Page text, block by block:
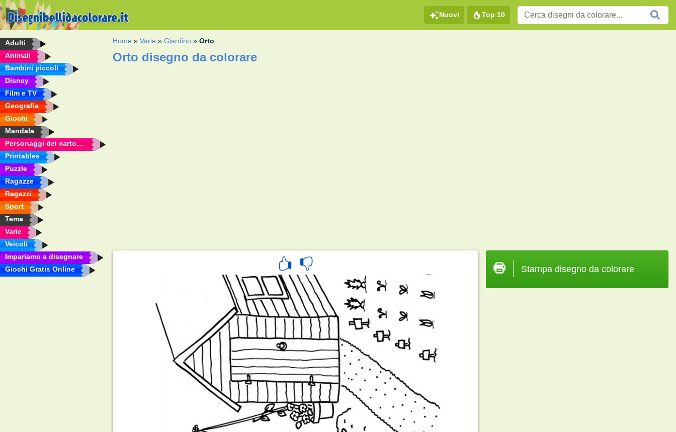
Nuovi Top 10
Adulti
Animali
Bambini piccoli
Disney
Film e TV
Geografia
Giochi
Mandala
Personaggi dei cartoni animati
Printables
Puzzle
Ragazze
Ragazzi
Sport
Tema
Varie
Veicoli
Impariamo a disegnare
Giochi Gratis Online
Home »Varie »Giardino »Orto
Orto disegno da colorare
Stampa disegno da colorare